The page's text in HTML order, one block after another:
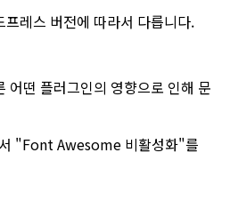
레스 버전에 따라서 다릅니다.
어떤 플러그인의 영향으로 인해 문
"Font Awesome 비활성화"를